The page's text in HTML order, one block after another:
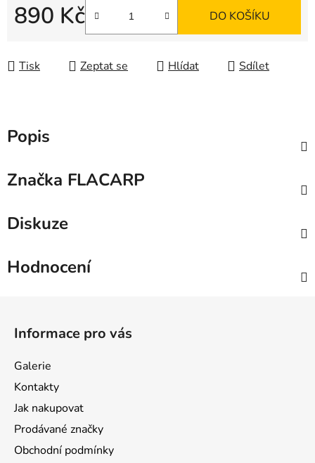
890 Kč DO KOŠÍKU
Tisk Zeptat se Hlídat Sdílet
Popis
Značka FLACARP
Diskuze
Hodnocení
Informace pro vás
Galerie
Kontakty
Jak nakupovat
Prodávané značky
Obchodní podmínky